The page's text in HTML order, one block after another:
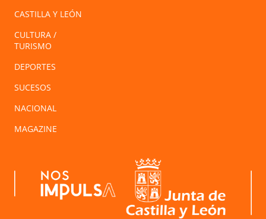
CASTILLA Y LEÓN
CULTURA /
TURISMO
DEPORTES
SUCESOS
NACIONAL
MAGAZINE